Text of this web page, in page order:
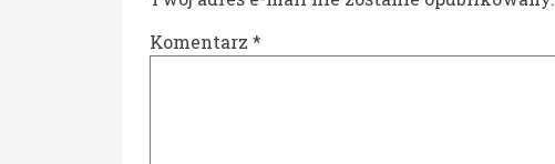
Komentarz*